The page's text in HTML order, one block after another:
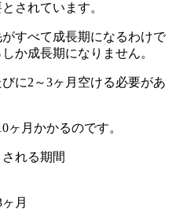
されています。
すべて成長期になるわけで
か成長期になりません。
に2～3ヶ月空ける必要があ
ヶ月かかるのです。
れる期間
月